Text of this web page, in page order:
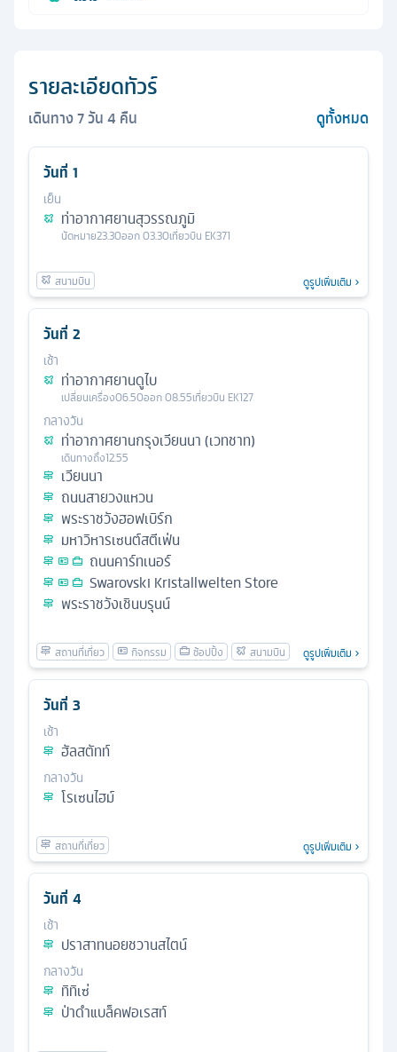
รายละเอียดทัวร์
เดินทาง7วัน4 คืน ดูทั้งหมด
วันที่ 1
เย็น
ท่าอากาศยานสุวรรณภูมิ
นัดหมาย23.30ออก03.30เที่ยวบิน EK371
ดูรูปเพิ่มเติม
วันที่ 2
เช้า
ท่าอากาศยานดูไบ
เปลี่ยนเครื่อง06.50ออก08.55เที่ยวบิน EK127
กลางวัน
ท่าอากาศยานกรุงเวียนนา (เวทชาท)
เดินทางถึง12.55
เวียนนา
ถนนสายวงแหวน
พระราชวังฮอฟเบิร์ก
มหาวิหารเซนต์สตีเฟ่น
ถนนคาร์ทเนอร์
Swarovski Kristallwelten Store
พระราชวังเชินบรุนน์
ดูรูปเพิ่มเติม
วันที่ 3
เช้า
ฮัลสตัทท์
กลางวัน
โรเซนไฮม์
ดูรูปเพิ่มเติม
วันที่ 4
เช้า
ปราสาทนอยชวานสไตน์
กลางวัน
ทิทิเซ่
ป่าดำแบล็คฟอเรสท์